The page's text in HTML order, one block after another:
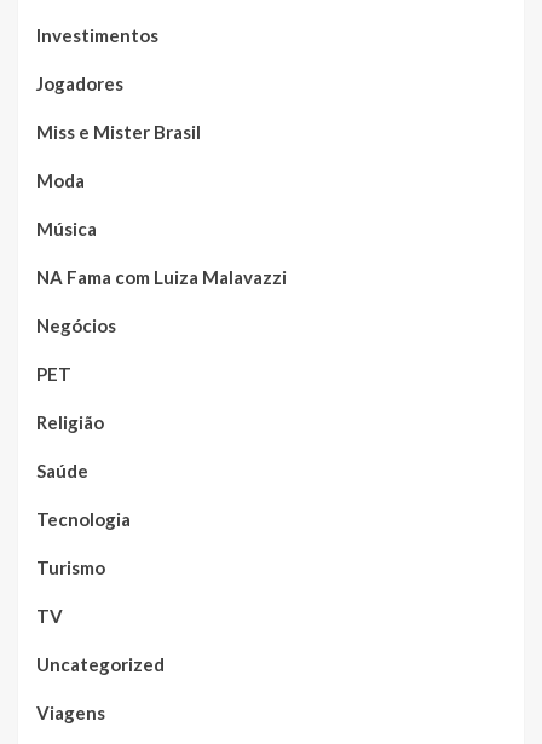
Investimentos
Jogadores
Miss e Mister Brasil
Moda
Música
NA Fama com Luiza Malavazzi
Negócios
PET
Religião
Saúde
Tecnologia
Turismo
TV
Uncategorized
Viagens